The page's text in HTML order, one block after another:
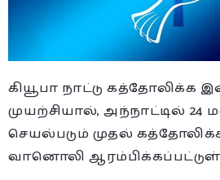
கியூபா நாட்டு
முயற்சியால், அந்நாட்டில் 24
செயல்படும் முதல்
வானொலி